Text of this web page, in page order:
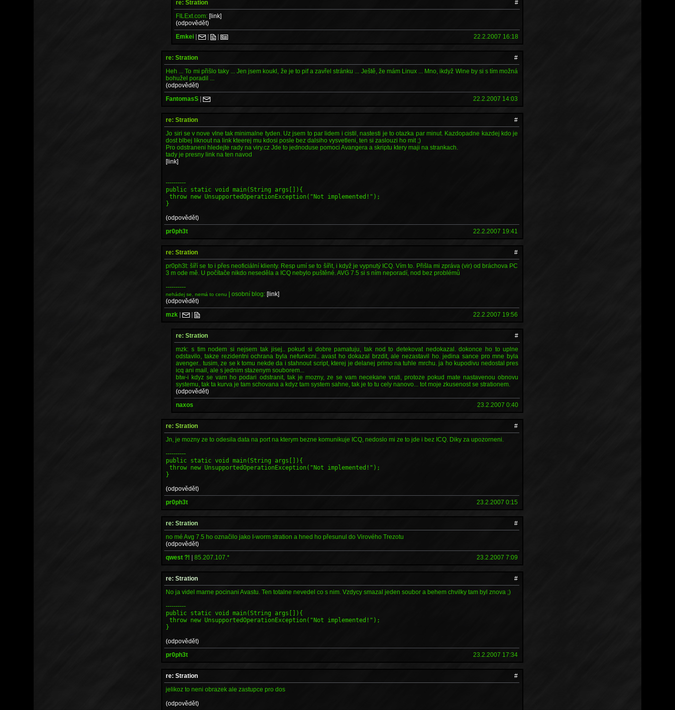
re: Stration
#
FILExt.com:[link]
(odpovědět)
Emkei | | | 22.2.2007 16:18
re: Stration
#
Heh ... To mi přišlo taky ... Jen jsem koukl, že je to pif a zavřel stránku ... Ještě, že mám Linux ... Mno, ikdyž Wine by si s tím možná
bohužel poradil ...
(odpovědět)
FantomasS | 22.2.2007 14:03
re: Stration
#
Jo siri se v nove vlne tak minimalne tyden. Uz jsem to par lidem i cistil, nastesti je to otazka par minut. Kazdopadne kazdej kdo je
dost blbej liknout na link kteerej mu kdosi posle bez dalsiho vysvetleni, ten si zaslouzi ho mit ;)
Pro odstraneni hledejte rady na viry.cz Jde to jednoduse pomoci Avangera a skriptu ktery maji na strankach.
tady je presny link na ten navod
[link]
----------
public static void main(String args[]){
throw new UnsupportedOperationException("Not implemented!");
}
(odpovědět)
pr0ph3t
22.2.2007 19:41
re: Stration
#
pr0ph3t: šíří se to i přes neoficiální klienty. Resp umí se to šířit, i když je vypnutý ICQ. Vím to. Přišla mi zpráva (vir) od bráchova PC
3 m ode mě. U počítače nikdo neseděla a ICQ nebylo puštěné. AVG 7.5 si s ním neporadí, nod bez problémů
----------
nehádej se, nemá to cenu | osobní blog:[link]
(odpovědět)
mzk | | 22.2.2007 19:56
re: Stration
#
mzk: s tim nodem si nejsem tak jisej.. pokud si dobre pamatuju, tak nod to detekovat nedokazal. dokonce ho to uplne
odstavilo, takze rezidentni ochrana byla nefunkcni.. avast ho dokazal brzdit, ale nezastavil ho. jedina sance pro mne byla
avenger.. tusim, ze se k tomu nekde da i stahnout script, kterej je delanej primo na tuhle mrchu. ja ho kupodivu nedostal pres
icq ani mail, ale s jednim stazenym souborem...
btw-i kdyz se vam ho podari odstranit, tak je mozny, ze se vam necekane vrati, protoze pokud mate nastavenou obnovu
systemu, tak ta kurva je tam schovana a kdyz tam system sahne, tak je to tu cely nanovo... tot moje zkusenost se strationem.
(odpovědět)
naxos
23.2.2007 0:40
re: Stration
#
Jn, je mozny ze to odesila data na port na kterym bezne komunikuje ICQ, nedoslo mi ze to jde i bez ICQ. Diky za upozorneni.
----------
public static void main(String args[]){
throw new UnsupportedOperationException("Not implemented!");
}
(odpovědět)
pr0ph3t
23.2.2007 0:15
re: Stration
#
no mé Avg 7.5 ho označilo jako I-worm stration a hned ho přesunul do Virového Trezotu
(odpovědět)
qwest ?! |85.207.107.* 23.2.2007 7:09
re: Stration
#
No ja videl marne pocinani Avastu. Ten totalne nevedel co s nim. Vzdycy smazal jeden soubor a behem chvilky tam byl znova ;)
----------
public static void main(String args[]){
throw new UnsupportedOperationException("Not implemented!");
}
(odpovědět)
pr0ph3t
23.2.2007 17:34
re: Stration
#
jelikoz to neni obrazek ale zastupce pro dos
(odpovědět)